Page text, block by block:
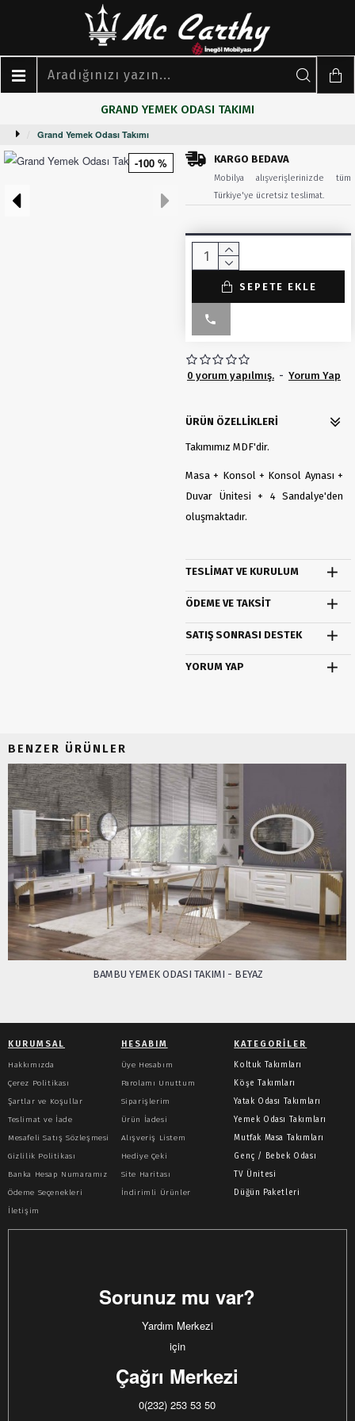
Grand Yemek Odası Takımı
GRAND YEMEK ODASI TAKIMI
-100 % KARGO BEDAVA
Mobilya alışverişlerinizde tüm
Türkiye'ye ücretsiz teslimat.
0 yorum yapılmış. - Yorum Yap
SEPETE EKLE
ÜRÜN ÖZELLIKLERI
Takımımız MDF'dir.
Masa + Konsol + Konsol Aynası +
Duvar Ünitesi + 4 Sandalye'den
oluşmaktadır.
TESLIMAT VE KURULUM
ÖDEME VE TAKSIT
SATIŞ SONRASI DESTEK
YORUM YAP
BENZER ÜRÜNLER
BAMBU YEMEK ODASI TAKIMI - BEYAZ
KURUMSAL
Hakkımızda
Çerez Politikası
Şartlar ve Koşullar
Teslimat ve İade
Mesafeli Satış Sözleşmesi
Gizlilik Politikası
Banka Hesap Numaramız
Ödeme Seçenekleri
İletişim
HESABIM
Üye Hesabım
Parolamı Unuttum
Siparişlerim
Ürün İadesi
Alışveriş Listem
Hediye Çeki
Site Haritası
İndirimli Ürünler
KATEGORILER
Koltuk Takımları
Köşe Takımları
Yatak Odası Takımları
Yemek Odası Takımları
Mutfak Masa Takımları
Genç / Bebek Odası
TV Ünitesi
Düğün Paketleri
Sorunuz mu var?
Yardım Merkezi
için
Çağrı Merkezi
0(232) 253 53 50